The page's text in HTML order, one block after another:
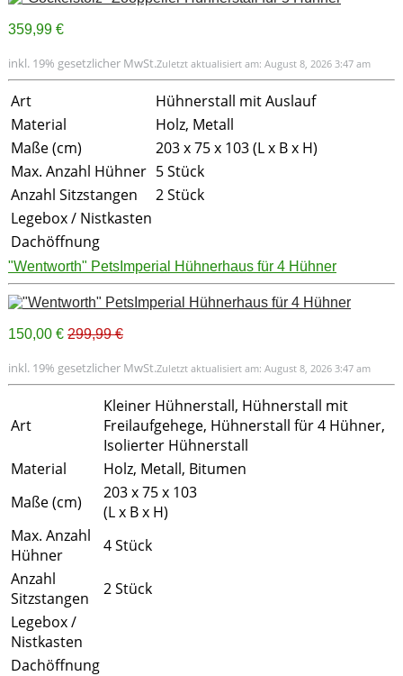
359,99 €
inkl. 19% gesetzlicher MwSt.Zuletzt aktualisiert am: August 8, 2026 3:47 am
Art
Hühnerstall mit Auslauf
Material
Holz, Metall
Maße (cm)
203 x 75 x 103 (L x B x H)
Max. Anzahl Hühner 5 Stück
Anzahl Sitzstangen
2 Stück
Legebox / Nistkasten
Dachöffnung
"Wentworth" PetsImperial Hühnerhaus für 4 Hühner
150,00 € 299,99 €
inkl. 19% gesetzlicher MwSt.Zuletzt aktualisiert am: August 8, 2026 3:47 am
Art
Kleiner Hühnerstall, Hühnerstall mit
Freilaufgehege, Hühnerstall für 4 Hühner,
Isolierter Hühnerstall
Material
Holz, Metall, Bitumen
Maße (cm)
203 x 75 x 103
(L x B x H)
Max. Anzahl
Hühner
4 Stück
Anzahl
Sitzstangen
2 Stück
Legebox /
Nistkasten
Dachöffnung